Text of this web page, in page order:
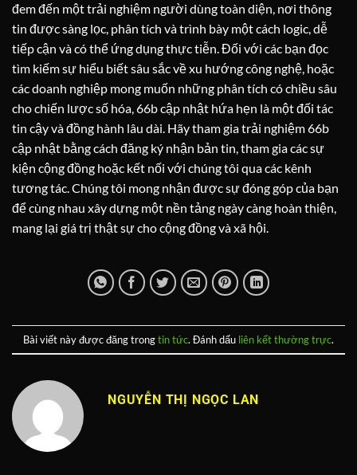
đem đến một trải nghiệm người dùng toàn diện, nơi thông
tin được sàng lọc, phân tích và trình bày một cách logic, dễ
tiếp cận và có thể ứng dụng thực tiễn. Đối với các bạn đọc
tìm kiếm sự hiểu biết sâu sắc về xu hướng công nghệ, hoặc
các doanh nghiệp mong muốn những phân tích có chiều sâu
cho chiến lược số hóa, 66b cập nhật hứa hẹn là một đối tác
tin cậy và đồng hành lâu dài. Hãy tham gia trải nghiệm 66b
cập nhật bằng cách đăng ký nhận bản tin, tham gia các sự
kiện cộng đồng hoặc kết nối với chúng tôi qua các kênh
tương tác. Chúng tôi mong nhận được sự đóng góp của bạn
để cùng nhau xây dựng một nền tảng ngày càng hoàn thiện,
mang lại giá trị thật sự cho cộng đồng và xã hội.
Bài viết này được đăng trongtin tức. Đánh dấu liên kết thường trực.
NGUYỄN THỊ NGỌC LAN